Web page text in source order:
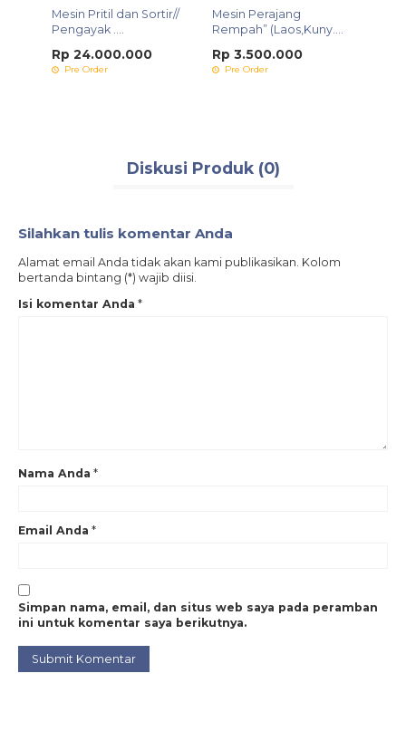
Mesin Pritil dan Sortir//
Pengayak ....
Rp 24.000.000
Pre Order
Mesin Perajang
Rempah” (Laos,Kuny....
Rp 3.500.000
Pre Order
Diskusi Produk (0)
Silahkan tulis komentar Anda
Alamat email Anda tidak akan kami publikasikan. Kolom
bertanda bintang (*) wajib diisi.
Isi komentar Anda *
Nama Anda *
Email Anda *
Simpan nama, email, dan situs web saya pada peramban
ini untuk komentar saya berikutnya.